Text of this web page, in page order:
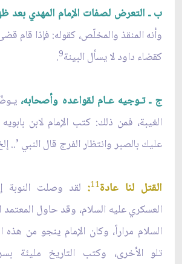
ب ـ التعرض لصفات الإمام المهدي بعد
وأنه المنقذ والمخلّص، كقوله: فإذا قام
كقضاء داود لا يسأل البينة9
.
ج ـ تـوجيه عـام لقواعده وأصحابه،
الغيبة، فمن ذلك: كتب الإمام لابن
عليك بالصبر وانتظار الفرج قال النبي ’..
القتل لنا عادة11
:لقد وصلت النوبة
العسكري عليه السلام، وقد حاول المعتمد
السلام مراراً، وكان الإمام ينجو من هذه
تلو الأخرى، وكتب التاريخ مليئة